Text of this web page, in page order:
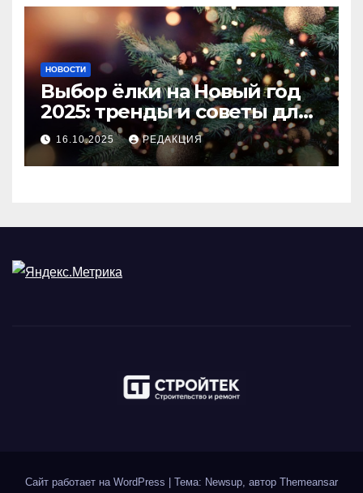
НОВОСТИ
Выбор ёлки на Новый год
2025: тренды и советы для
идеального праздника
16.10.2025 РЕДАКЦИЯ
Сайт работает на WordPress Тема: Newsup, автор Themeansar